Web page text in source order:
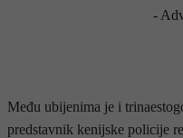
-
Među ubijenima je i
predstavnik kenijske policije